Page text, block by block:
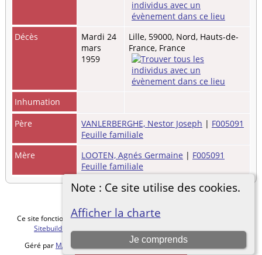
Note : Ce site utilise des cookies.
Afficher la charte
Je comprends
Décès
Mardi 24
mars
1959
Lille, 59000, Nord, Hauts-de-
France, France
Inhumation
Père
VANLERBERGHE, Nestor Joseph | F005091
Feuille familiale
Mère
LOOTEN, Agnés Germaine | F005091
Feuille familiale
Ce site fonctionne grace au logicielThe Next Generation of Genealogy
Sitebuilding
Géré par MALVACHE Cédric Charte de protection des données